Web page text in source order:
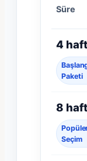
Süre
4
Paketi
8
Seçim